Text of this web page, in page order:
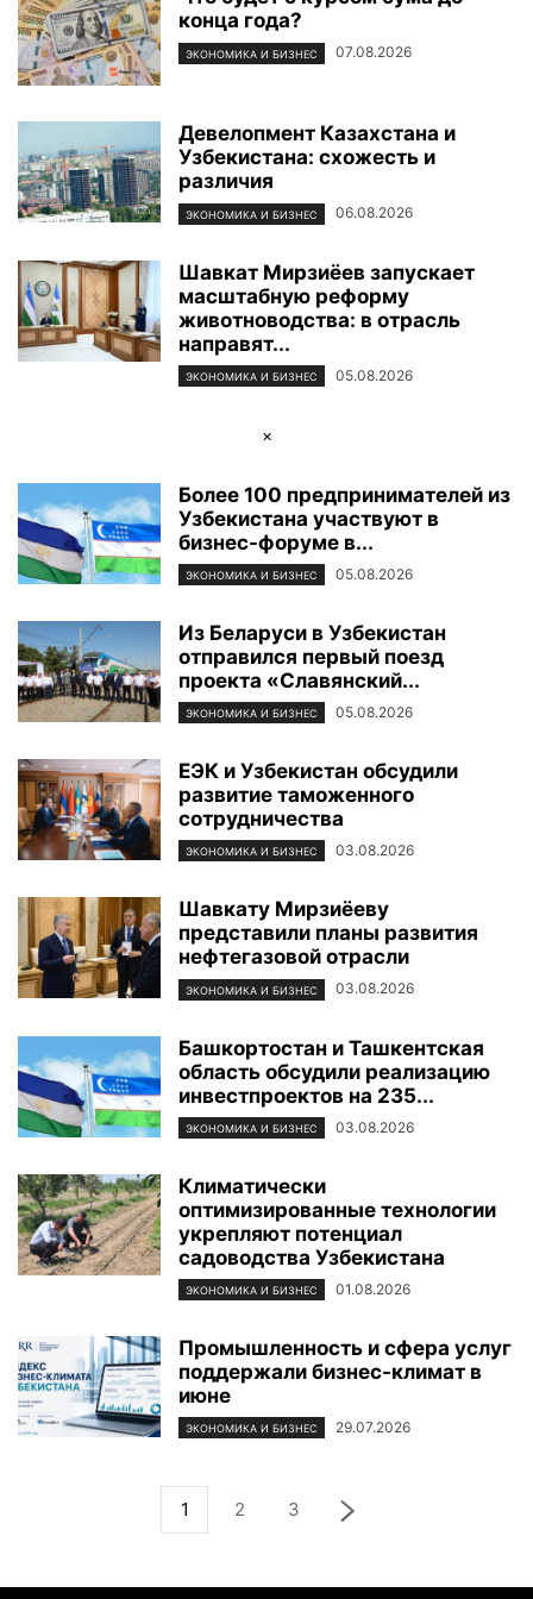
ФОТОРЕПОРТАЖ ЦЕНТР ИСЛАМСКОЙ ЦИВИЛИЗАЦИИ
ЭКОНОМИКА И БИЗНЕС
конца года?
ЭКОНОМИКА И БИЗНЕС 07.08.2026
Девелопмент Казахстана и
Узбекистана: схожесть и
различия
ЭКОНОМИКА И БИЗНЕС 06.08.2026
Шавкат Мирзиёев запускает
масштабную реформу
животноводства: в отрасль
направят...
ЭКОНОМИКА И БИЗНЕС 05.08.2026
×
Более 100 предпринимателей из
Узбекистана участвуют в
бизнес-форуме в...
ЭКОНОМИКА И БИЗНЕС 05.08.2026
Из Беларуси в Узбекистан
отправился первый поезд
проекта «Славянский...
ЭКОНОМИКА И БИЗНЕС 05.08.2026
ЕЭК и Узбекистан обсудили
развитие таможенного
сотрудничества
ЭКОНОМИКА И БИЗНЕС 03.08.2026
Шавкату Мирзиёеву
представили планы развития
нефтегазовой отрасли
ЭКОНОМИКА И БИЗНЕС 03.08.2026
Башкортостан и Ташкентская
область обсудили реализацию
инвестпроектов на 235...
ЭКОНОМИКА И БИЗНЕС 03.08.2026
Климатически
оптимизированные технологии
укрепляют потенциал
садоводства Узбекистана
ЭКОНОМИКА И БИЗНЕС 01.08.2026
Промышленность и сфера услуг
поддержали бизнес-климат в
июне
ЭКОНОМИКА И БИЗНЕС 29.07.2026
1 2 3